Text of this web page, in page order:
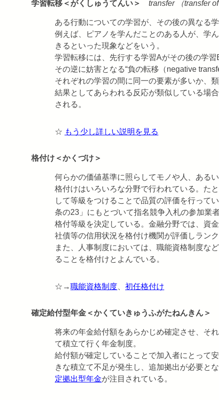
学習転移＜がくしゅうてんい＞ transfer （transfer
ある行動についての学習が、その後の異なる
例えば、ピアノを学んだことのある人が、学
きるといった現象などをいう。
学習転移には、先行する学習Aがその後の学
その逆に妨害となる“負の転移（negative
それぞれの学習の間に同一の要素が多いか、
結果としてあらわれる反応が類似している場
される。
☆ もう少し詳しい説明を見る
格付け＜かくづけ＞
何らかの価値基準に照らしてモノや人、ある
格付けはいろいろな分野で行われている。た
して等級をつけることで品質の評価を行って
条の23」にもとづいて指名競争入札の参加業
格付等級を決定している。金融分野では、資
社債等の信用状況を格付け機関が評価しラン
また、人事制度においては、職能資格制度な
ることを格付けとよんでいる。
☆→職能資格制度 初任格付け
確定給付型年金＜かくていきゅうふがたねんきん＞
将来の年金給付額をあらかじめ確定させ、そ
て積立て行く年金制度。
給付額が確定していることで加入者にとって
きな積立て不足が発生し、追加拠出が必要と
定拠出型年金が注目されている。